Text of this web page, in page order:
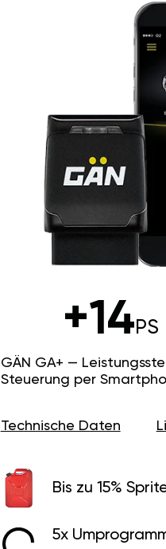
+14PS
GÄN GA+ —
Steuerung per
Technische Daten
Bis zu 15%
5x